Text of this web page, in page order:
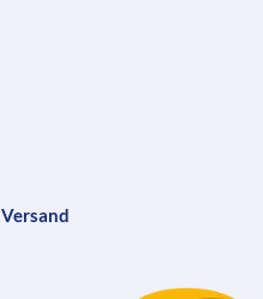
Versand